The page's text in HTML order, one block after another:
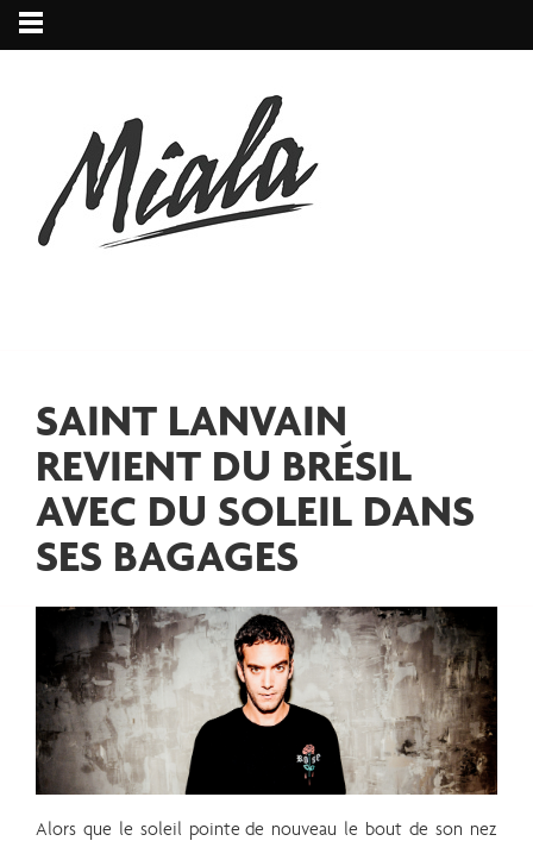
SAINT LANVAIN
REVIENT DU BRÉSIL
AVEC DU SOLEIL DANS
SES BAGAGES
Alors que le soleil pointe de nouveau le bout de son nez